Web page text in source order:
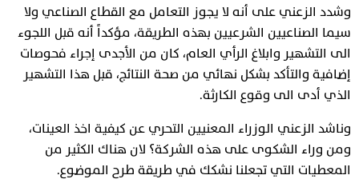
وشدد الزعني على أنه لا يجوز التعامل مع القطاع الصناعي ولا
سيما الصناعيين الشرعيين بهذه الطريقة، مؤكداً أنه قبل اللجوء
الى التشهير وابلاغ الرأي العام، كان من الأجدى إجراء فحوصات
إضافية والتأكد بشكل نهائي من صحة النتائج، قبل هذا التشهير
الذي أدى الى وقوع الكارثة.
وناشد الزعني الوزراء المعنيين التحري عن كيفية اخذ العينات،
ومن وراء الشكوى على هذه الشركة؟ لان هناك الكثير من
المعطيات التي تجعلنا نشكك في طريقة طرح الموضوع.